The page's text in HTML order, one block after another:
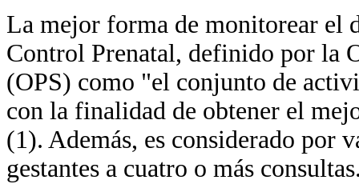
La mejor forma de monitorear el
Control Prenatal, definido por la
(OPS) como "el conjunto de
con la finalidad de obtener el
(1). Además, es considerado por
gestantes a cuatro o más